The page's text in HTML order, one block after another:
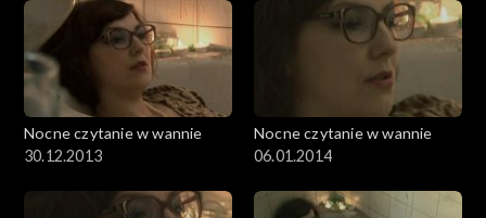
Nocne czytanie w wannie
30.12.2013
Nocne czytanie w wannie
06.01.2014